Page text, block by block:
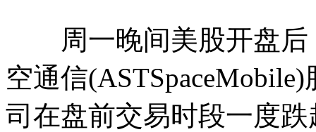
周一晚间美股开盘后
空通信
司在盘前交易时段一度